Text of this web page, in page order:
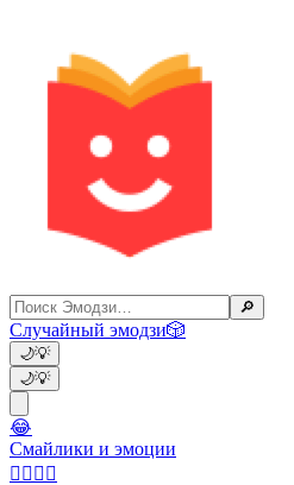
🔎
Случайный эмодзи🎲
🌙💡
🌙💡
😂
Смайлики и эмоции
👩‍❤️‍💋‍👨